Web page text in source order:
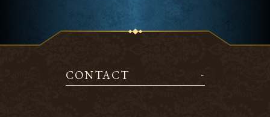
CONTACT